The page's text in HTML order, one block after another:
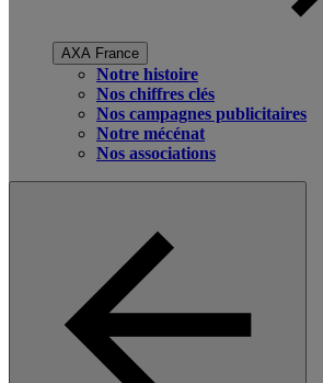
AXA France
Notre histoire
Nos chiffres clés
Nos campagnes publicitaires
Notre mécénat
Nos associations